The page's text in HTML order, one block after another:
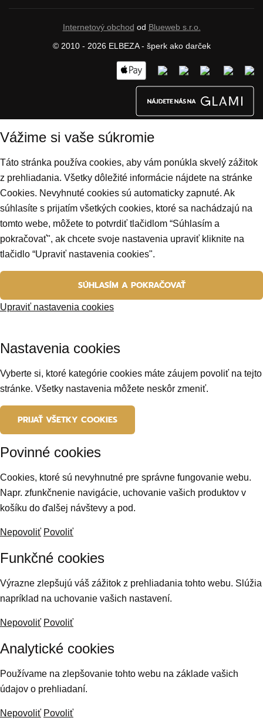
Internetový obchod od Blueweb s.r.o.
© 2010 - 2026 ELBEZA - šperk ako darček
Vážime si vaše súkromie
Táto stránka používa cookies, aby vám ponúkla skvelý zážitok
z prehliadania. Všetky dôležité informácie nájdete na stránke
Cookies. Nevyhnuté cookies sú automaticky zapnuté. Ak
súhlasíte s prijatím všetkých cookies, ktoré sa nachádzajú na
tomto webe, môžete to potvrdiť tlačidlom “Súhlasím a
pokračovať", ak chcete svoje nastavenia upraviť kliknite na
tlačidlo “Upraviť nastavenia cookies".
SÚHLASÍM A POKRAČOVAŤ
Upraviť nastavenia cookies
Nastavenia cookies
Vyberte si, ktoré kategórie cookies máte záujem povoliť na tejto
stránke. Všetky nastavenia môžete neskôr zmeniť.
PRIJAŤ VŠETKY COOKIES
Povinné cookies
Cookies, ktoré sú nevyhnutné pre správne fungovanie webu.
Napr. zfunkčnenie navigácie, uchovanie vašich produktov v
košíku do ďalšej návštevy a pod.
Nepovoliť Povoliť
Funkčné cookies
Výrazne zlepšujú váš zážitok z prehliadania tohto webu. Slúžia
napríklad na uchovanie vašich nastavení.
Nepovoliť Povoliť
Analytické cookies
Používame na zlepšovanie tohto webu na základe vašich
údajov o prehliadaní.
Nepovoliť Povoliť